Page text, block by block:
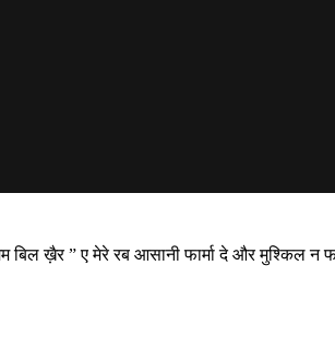
ख़ैर ” ए मेरे रब आसानी फार्मा दे और मुश्किल न